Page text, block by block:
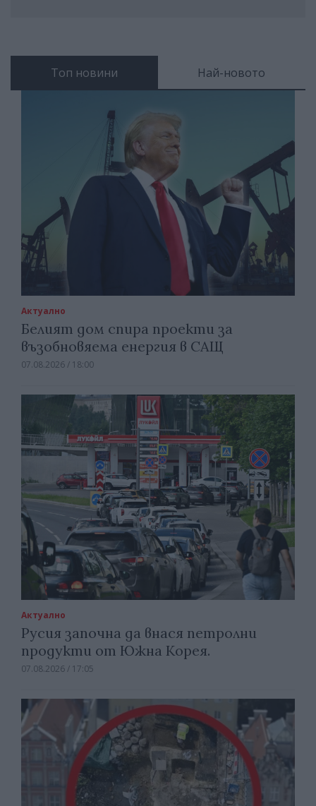
Топ новини Най-новото
Актуално
Белият дом спира проекти за
възобновяема енергия в САЩ
07.08.2026 / 18:00
Актуално
Русия започна да внася петролни
продукти от Южна Корея.
07.08.2026 / 17:05